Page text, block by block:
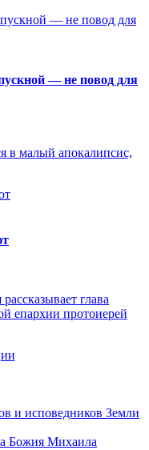
— не повод для
в малый апокалипсис,
глава
епархии протоиерей